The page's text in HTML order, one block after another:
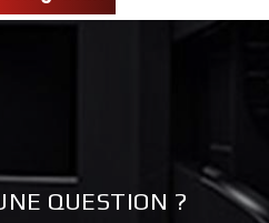
QUESTION ?